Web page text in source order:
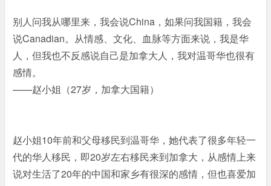
别人问我从哪里来，我会说China，如果问我国籍，我会
说Canadian。从情感、文化、血脉等方面来说，我是华
人，但我也不反感说自己是加拿大人，我对温哥华也很有
感情。
——赵小姐（27岁，加拿大国籍）
赵小姐10年前和父母移民到温哥华，她代表了很多年轻一
代的华人移民，即20岁左右移民来到加拿大，从感情上来
说对生活了20年的中国和家乡有很深的感情，但也喜爱加